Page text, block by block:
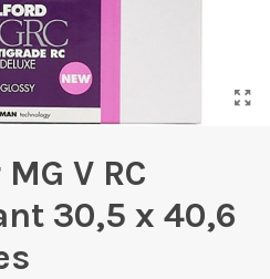
V RC
30,5 x 40,6